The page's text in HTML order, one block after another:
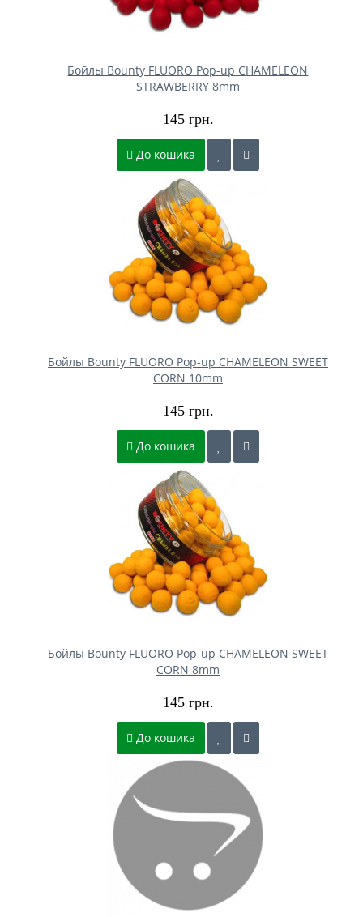
Бойлы Bounty FLUORO Pop-up CHAMELEON
STRAWBERRY 8mm
145 грн.
До кошика
Бойлы Bounty FLUORO Pop-up CHAMELEON SWEET
CORN 10mm
145 грн.
До кошика
Бойлы Bounty FLUORO Pop-up CHAMELEON SWEET
CORN 8mm
145 грн.
До кошика